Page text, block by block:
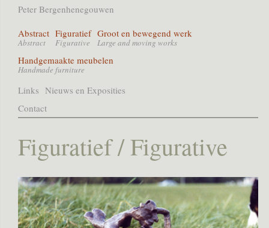
Peter Bergenhenegouwen
Abstract
Abstract
Figuratief
Figurative
Groot en bewegend werk
Large and moving works
Handgemaakte meubelen
Handmade furniture
Links Nieuws en Exposities
Contact
Figuratief / Figurative